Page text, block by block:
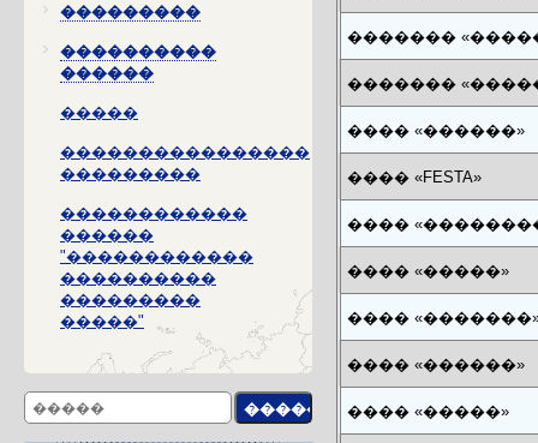
���������
����������
������
�����
����������������
���������
������������
������
"������������
����������
���������
�����"
�������
�������
���� «������»
���� «FESTA»
����
���� «�����»
����
���� «������»
���� «�����»